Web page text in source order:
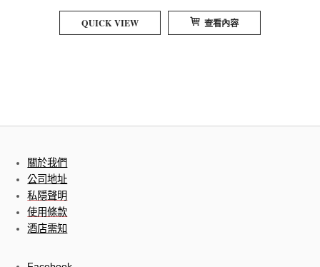
QUICK VIEW 查看內容
關於我們
公司地址
私隱聲明
使用條款
酒店需知